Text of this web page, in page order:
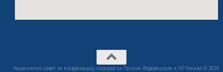
Национални савет за координацију сарадње са Руском Федерацијом и НР Кином © 2026.